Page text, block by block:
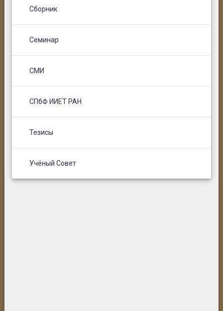
Сборник
Семинар
СМИ
СПбФ ИИЕТ РАН
Тезисы
Учёный Совет